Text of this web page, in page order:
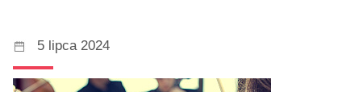
5 lipca 2024